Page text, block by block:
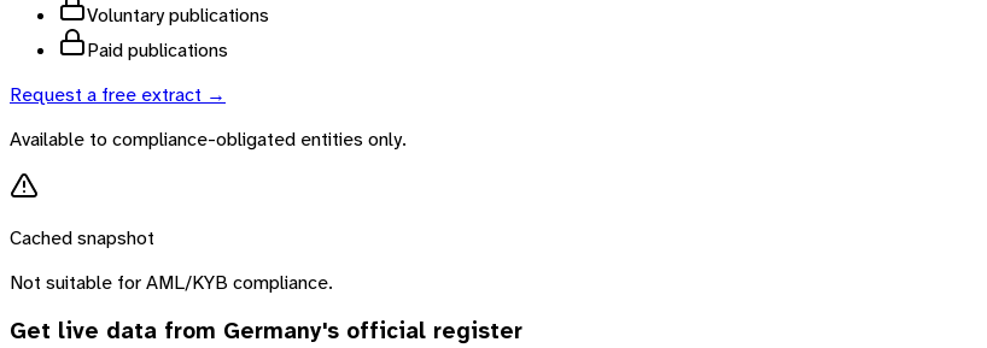
Voluntary publications
Paid publications
Request a free extract →
Available to compliance-obligated entities only.
Cached snapshot
Not suitable for AML/KYB compliance.
Get live data from Germany's official register